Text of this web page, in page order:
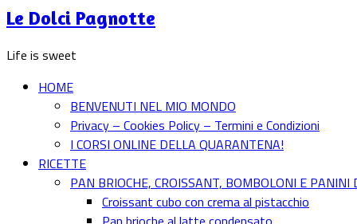
content
Le Dolci Pagnotte
Life is sweet
HOME
BENVENUTI NEL MIO MONDO
Privacy – Cookies Policy – Termini e Condizioni
I CORSI ONLINE DELLA QUARANTENA!
RICETTE
PAN BRIOCHE, CROISSANT, BOMBOLONI E PANINI
Croissant cubo con crema al pistacchio